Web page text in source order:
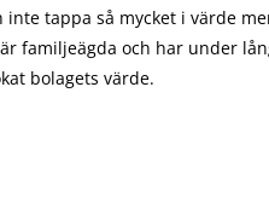
tappa så mycket i värde
familjeägda och har under
bolagets värde.